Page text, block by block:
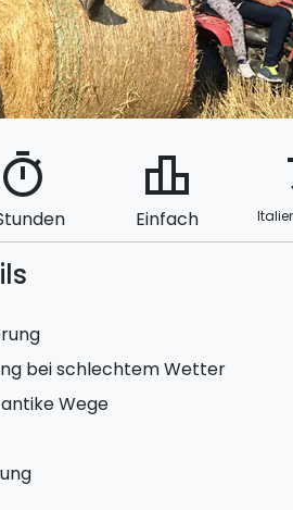
timer leaderboard
Einfach
bei schlechtem Wetter
Wege